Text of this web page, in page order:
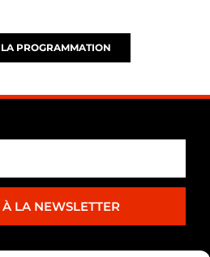
PROGRAMMATION
LA NEWSLETTER